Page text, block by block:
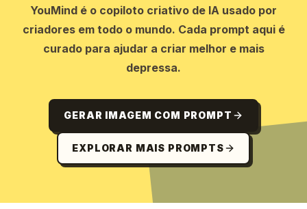
YouMind é o copiloto criativo de IA usado por
criadores em todo o mundo. Cada prompt aqui é
curado para ajudar a criar melhor e mais
depressa.
GERAR IMAGEM COM PROMPT
EXPLORAR MAIS PROMPTS